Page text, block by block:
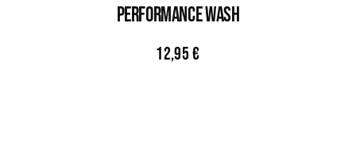
PERFORMANCE WASH
12,95€